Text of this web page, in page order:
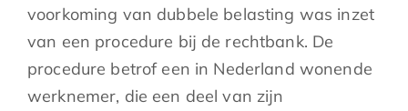
voorkoming van dubbele belasting was inzet
van een procedure bij de rechtbank. De
procedure betrof een in Nederland wonende
werknemer, die een deel van zijn